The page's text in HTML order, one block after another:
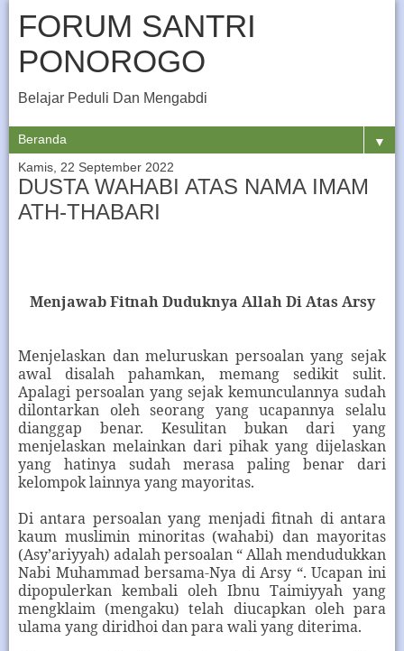
FORUM SANTRI
PONOROGO
Belajar Peduli Dan Mengabdi
▼
Kamis, 22 September 2022
DUSTA WAHABI ATAS NAMA IMAM
ATH-THABARI
Menjawab Fitnah Duduknya Allah Di Atas Arsy
Menjelaskan dan meluruskan persoalan yang sejak
awal disalah pahamkan, memang sedikit sulit.
Apalagi persoalan yang sejak kemunculannya sudah
dilontarkan oleh seorang yang ucapannya selalu
dianggap benar. Kesulitan bukan dari yang
menjelaskan melainkan dari pihak yang dijelaskan
yang hatinya sudah merasa paling benar dari
kelompok lainnya yang mayoritas.
Di antara persoalan yang menjadi fitnah di antara
kaum muslimin minoritas (wahabi) dan mayoritas
(Asy’ariyyah) adalah persoalan “ Allah mendudukkan
Nabi Muhammad bersama-Nya di Arsy “. Ucapan ini
dipopulerkan kembali oleh Ibnu Taimiyyah yang
mengklaim (mengaku) telah diucapkan oleh para
ulama yang diridhoi dan para wali yang diterima.